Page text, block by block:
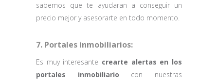
sabemos que te ayudaran a conseguir un
precio mejor y asesorarte en todo momento.
7. Portales inmobiliarios:
Es muy interesante crearte alertas en los
portales inmobiliario con nuestras